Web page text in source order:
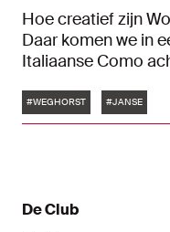
Hoe creatief zijn
Daar komen we in
Italiaanse Como
dochters thuis, dus
Tags
#WEGHORST #JANSE
De Club